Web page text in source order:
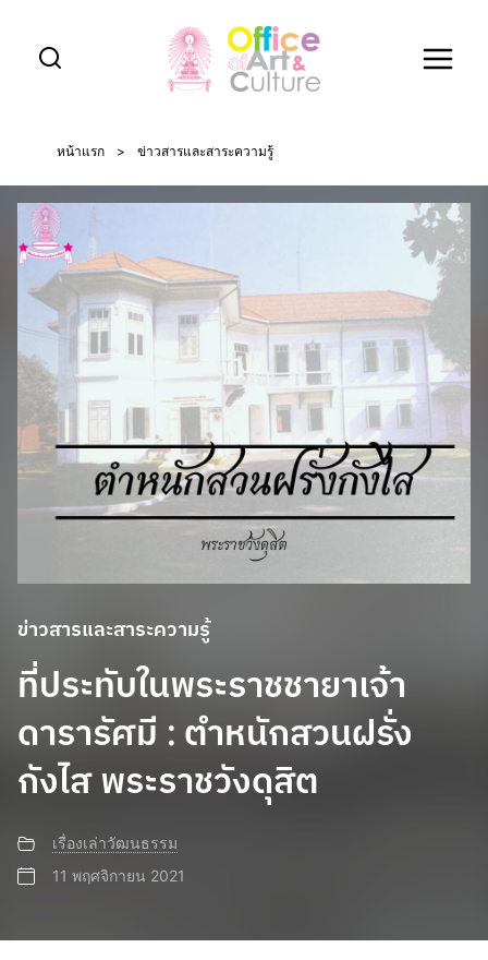
content
หน้าแรก > ข่าวสารและสาระความรู้
ข่าวสารและสาระความรู้
ที่ประทับในพระราชชายาเจ้า
ดารารัศมี : ตำหนักสวนฝรั่ง
กังไส พระราชวังดุสิต
เรื่องเล่าวัฒนธรรม
11 พฤศจิกายน 2021